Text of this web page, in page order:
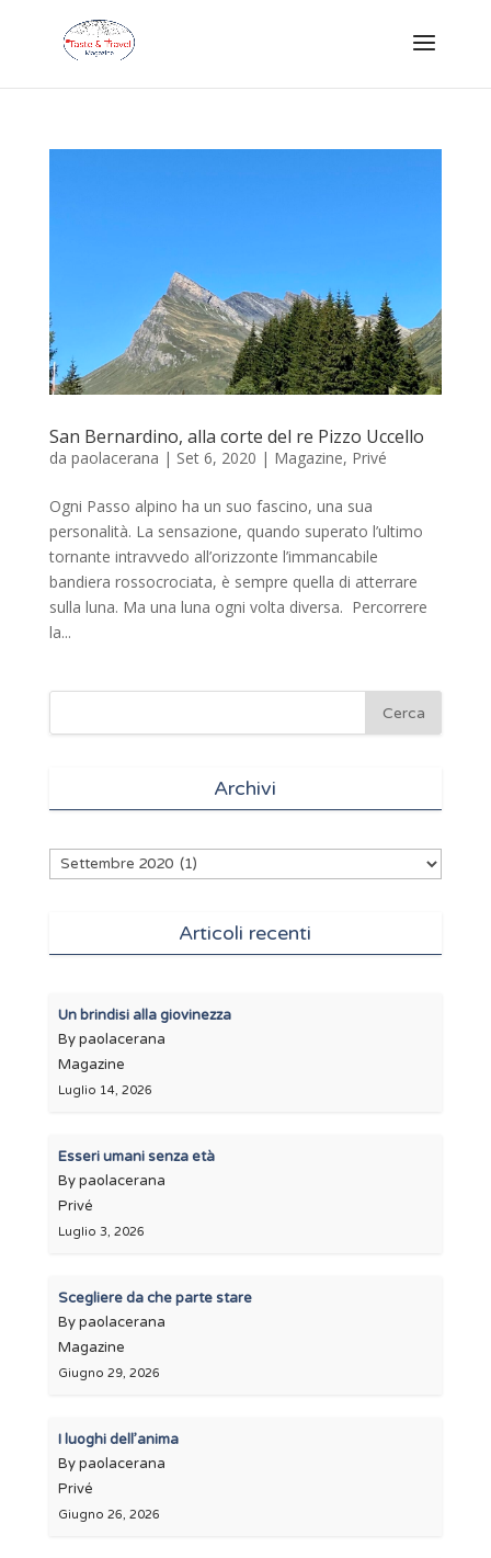
San Bernardino, alla corte del re Pizzo Uccello
da paolacerana | Set 6, 2020 | Magazine, Privé
Ogni Passo alpino ha un suo fascino, una sua
personalità. La sensazione, quando superato l’ultimo
tornante intravvedo all’orizzonte l’immancabile
bandiera rossocrociata, è sempre quella di atterrare
sulla luna. Ma una luna ogni volta diversa. Percorrere
la...
Archivi
Archivi
Articoli recenti
Un brindisi alla giovinezza
By paolacerana
Magazine
Luglio 14, 2026
Esseri umani senza età
By paolacerana
Privé
Luglio 3, 2026
Scegliere da che parte stare
By paolacerana
Magazine
Giugno 29, 2026
I luoghi dell’anima
By paolacerana
Privé
Giugno 26, 2026